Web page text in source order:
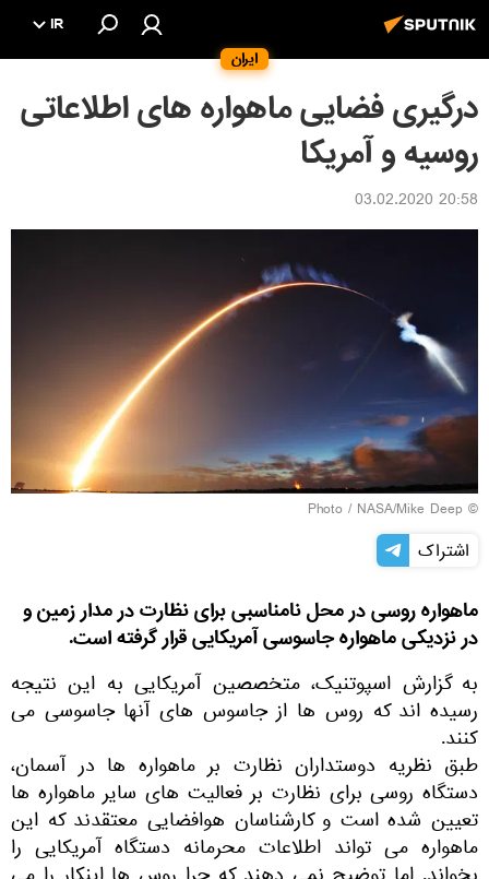
ایران
IR
درگیری فضایی ماهواره های اطلاعاتی
روسیه و آمریکا
20:58 03.02.2020
© Photo /
NASA/Mike Deep
اشتراک
ماهواره روسی در محل نامناسبی برای نظارت در مدار زمین و
در نزدیکی ماهواره جاسوسی آمریکایی قرار گرفته است.
به گزارش اسپوتنیک، متخصصین آمریکایی به این نتیجه
رسیده اند که روس ها از جاسوس های آنها جاسوسی می
کنند.
طبق نظریه دوستداران نظارت بر ماهواره ها در آسمان،
دستگاه روسی برای نظارت بر فعالیت های سایر ماهواره ها
تعیین شده است و کارشناسان هوافضایی معتقدند که این
ماهواره می تواند اطلاعات محرمانه دستگاه آمریکایی را